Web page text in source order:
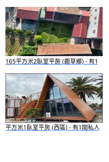
165平方米2臥室平房 (鹿草鄉) - 有1
間私人浴室
平方米1臥室平房 (西區) - 有1間私人
浴室